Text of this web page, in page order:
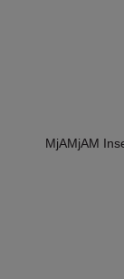
MjAMjAM